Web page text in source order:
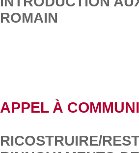
ROMAIN
APPEL À
RICOSTRUIRE/